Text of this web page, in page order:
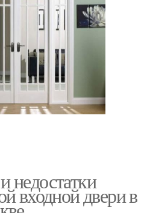
недостатки
входной двери в